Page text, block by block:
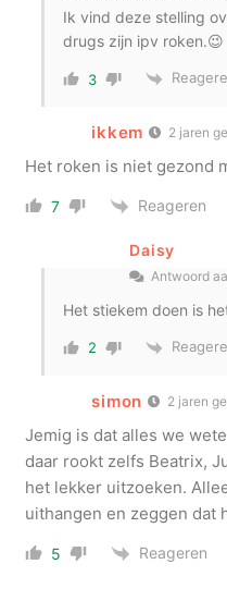
Ik vind deze stelling
drugs zijn ipv roken.😉
3
ikkem 2 jaren
Het roken is niet gezond
7 Reageren
Daisy
Antwoord
Het stiekem doen is
2
simon 2 jaren
Jemig is dat alles we
daar rookt zelfs Beatrix,
het lekker uitzoeken.
uithangen en zeggen dat
5 Reageren